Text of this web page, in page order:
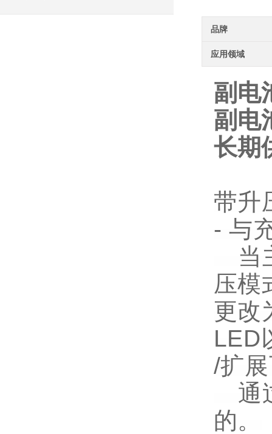
品牌
应用领域
副电
副电
长期
带升
- 与
当
压模
更改
LED
/扩
通
的。